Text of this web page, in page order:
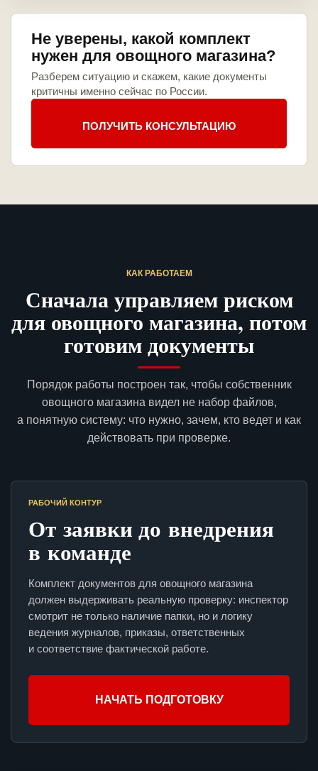
Не уверены, какой комплект
нужен для овощного магазина?
Разберем ситуацию и скажем, какие документы
критичны именно сейчас по России.
ПОЛУЧИТЬ КОНСУЛЬТАЦИЮ
КАК РАБОТАЕМ
Сначала управляем риском
для овощного магазина, потом
готовим документы
Порядок работы построен так, чтобы собственник
овощного магазина видел не набор файлов,
а понятную систему: что нужно, зачем, кто ведет и как
действовать при проверке.
РАБОЧИЙ КОНТУР
От заявки до внедрения
в команде
Комплект документов для овощного магазина
должен выдерживать реальную проверку: инспектор
смотрит не только наличие папки, но и логику
ведения журналов, приказы, ответственных
и соответствие фактической работе.
НАЧАТЬ ПОДГОТОВКУ